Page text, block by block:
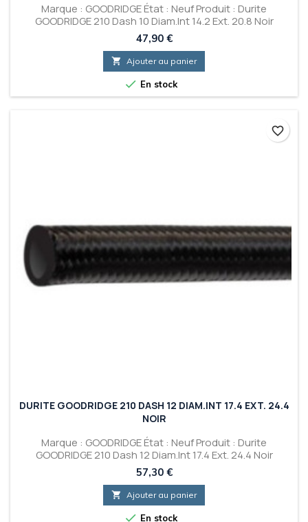
Marque : GOODRIDGE État : Neuf Produit : Durite
GOODRIDGE 210 Dash 10 Diam.Int 14.2 Ext. 20.8 Noir
Prix
47,90 €
 Ajouter au panier
 En stock
DURITE GOODRIDGE 210 DASH 12 DIAM.INT 17.4 EXT. 24.4
NOIR
Marque : GOODRIDGE État : Neuf Produit : Durite
GOODRIDGE 210 Dash 12 Diam.Int 17.4 Ext. 24.4 Noir
Prix
57,30 €
 Ajouter au panier
 En stock
favorite_border